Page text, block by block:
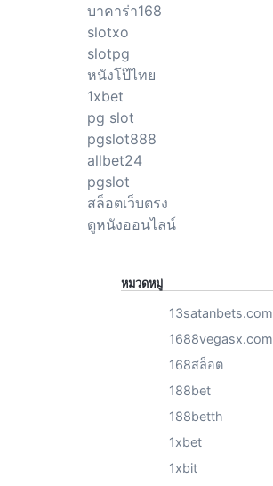
บาคาร่า168
slotxo
slotpg
หนังโป๊ไทย
1xbet
pg slot
pgslot888
allbet24
pgslot
สล็อตเว็บตรง
ดูหนังออนไลน์
หมวดหมู่
13satanbets.com
1688vegasx.com
168สล็อต
188bet
188betth
1xbet
1xbit